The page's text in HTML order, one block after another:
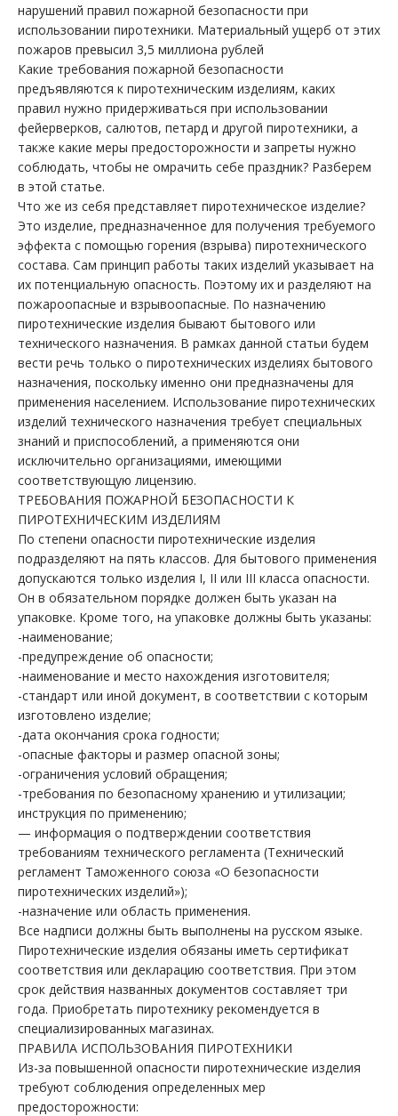
нарушений правил пожарной безопасности при
использовании пиротехники. Материальный ущерб от этих
пожаров превысил 3,5 миллиона рублей
Какие требования пожарной безопасности
предъявляются к пиротехническим изделиям, каких
правил нужно придерживаться при использовании
фейерверков, салютов, петард и другой пиротехники, а
также какие меры предосторожности и запреты нужно
соблюдать, чтобы не омрачить себе праздник? Разберем
в этой статье.
Что же из себя представляет пиротехническое изделие?
Это изделие, предназначенное для получения требуемого
эффекта с помощью горения (взрыва) пиротехнического
состава. Сам принцип работы таких изделий указывает на
их потенциальную опасность. Поэтому их и разделяют на
пожароопасные и взрывоопасные. По назначению
пиротехнические изделия бывают бытового или
технического назначения. В рамках данной статьи будем
вести речь только о пиротехнических изделиях бытового
назначения, поскольку именно они предназначены для
применения населением. Использование пиротехнических
изделий технического назначения требует специальных
знаний и приспособлений, а применяются они
исключительно организациями, имеющими
соответствующую лицензию.
ТРЕБОВАНИЯ ПОЖАРНОЙ БЕЗОПАСНОСТИ К
ПИРОТЕХНИЧЕСКИМ ИЗДЕЛИЯМ
По степени опасности пиротехнические изделия
подразделяют на пять классов. Для бытового применения
допускаются только изделия I, II или III класса опасности.
Он в обязательном порядке должен быть указан на
упаковке. Кроме того, на упаковке должны быть указаны:
-наименование;
-предупреждение об опасности;
-наименование и место нахождения изготовителя;
-стандарт или иной документ, в соответствии с которым
изготовлено изделие;
-дата окончания срока годности;
-опасные факторы и размер опасной зоны;
-ограничения условий обращения;
-требования по безопасному хранению и утилизации;
инструкция по применению;
— информация о подтверждении соответствия
требованиям технического регламента (Технический
регламент Таможенного союза «О безопасности
пиротехнических изделий»);
-назначение или область применения.
Все надписи должны быть выполнены на русском языке.
Пиротехнические изделия обязаны иметь сертификат
соответствия или декларацию соответствия. При этом
срок действия названных документов составляет три
года. Приобретать пиротехнику рекомендуется в
специализированных магазинах.
ПРАВИЛА ИСПОЛЬЗОВАНИЯ ПИРОТЕХНИКИ
Из-за повышенной опасности пиротехнические изделия
требуют соблюдения определенных мер
предосторожности: